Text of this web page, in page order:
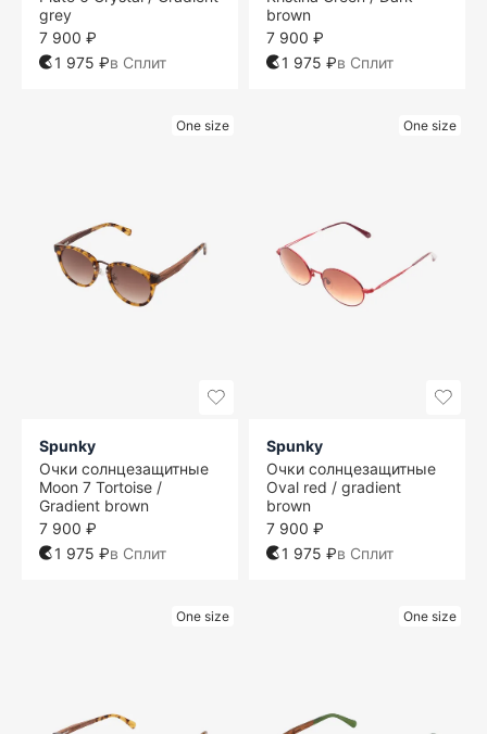
grey
7 900 ₽
1 975 ₽в Сплит
brown
7 900 ₽
1 975 ₽в Сплит
One size
Spunky
Очки солнцезащитные
Moon 7 Tortoise /
Gradient brown
7 900 ₽
1 975 ₽в Сплит
One size
Spunky
Очки солнцезащитные
Oval red / gradient
brown
7 900 ₽
1 975 ₽в Сплит
One size One size